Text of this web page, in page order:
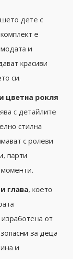
дете с
е
и
красиви
си.
цветна рокля
с детайлите
стилна
с ролеви
парти
глава, което
от
за деца
и